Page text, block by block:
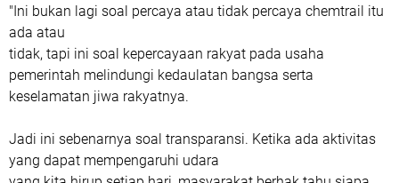
"Ini bukan lagi soal percaya atau tidak percaya chemtrail itu
ada atau
tidak, tapi ini soal kepercayaan rakyat pada usaha
pemerintah melindungi kedaulatan bangsa serta
keselamatan jiwa rakyatnya.
Jadi ini sebenarnya soal transparansi. Ketika ada aktivitas
yang dapat mempengaruhi udara